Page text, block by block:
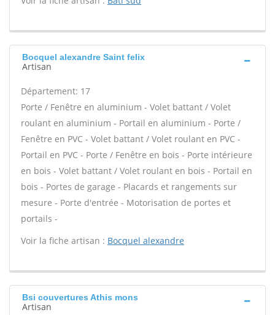
Bocquel alexandre Saint felix
Artisan
Département: 17
Porte / Fenêtre en aluminium - Volet battant / Volet
roulant en aluminium - Portail en aluminium - Porte /
Fenêtre en PVC - Volet battant / Volet roulant en PVC -
Portail en PVC - Porte / Fenêtre en bois - Porte intérieure
en bois - Volet battant / Volet roulant en bois - Portail en
bois - Portes de garage - Placards et rangements sur
mesure - Porte d'entrée - Motorisation de portes et
portails -
Voir la fiche artisan : Bocquel alexandre
Bsi couvertures Athis mons
Artisan